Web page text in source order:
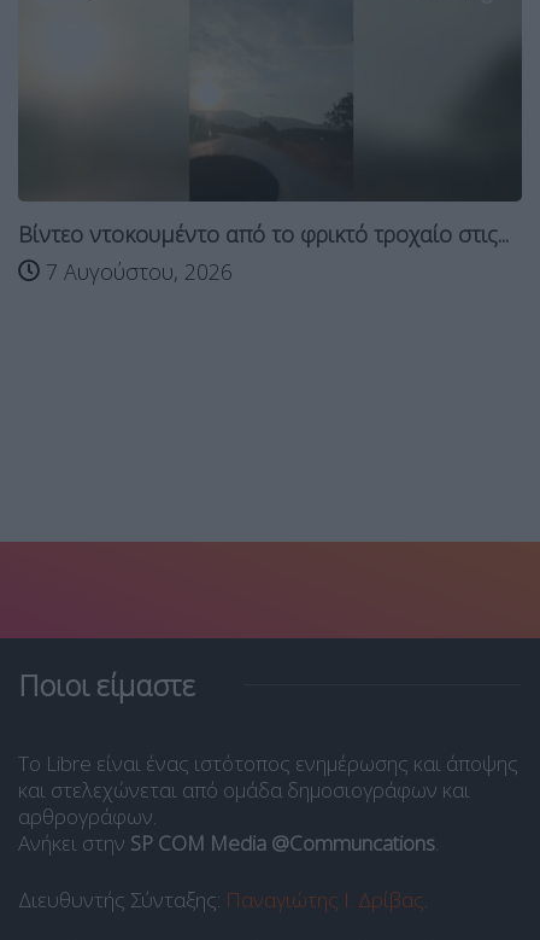
Βίντεο ντοκουμέντο από το φρικτό τροχαίο στις...
7 Αυγούστου, 2026
Ποιοι είμαστε
Το Libre είναι ένας ιστότοπος ενημέρωσης και άποψης
και στελεχώνεται από ομάδα δημοσιογράφων και
αρθρογράφων.
Ανήκει στην SP COM Media @Communcations.
Διευθυντής Σύνταξης: Παναγιώτης Ι. Δρίβας.